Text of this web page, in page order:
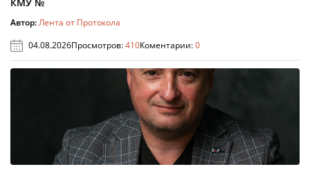
Автор:Лента от Протокола
04.08.2026Просмотров:410Коментарии:0